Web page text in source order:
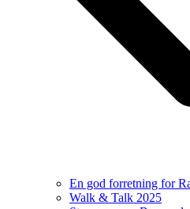
En god forretning for
Walk & Talk 2025